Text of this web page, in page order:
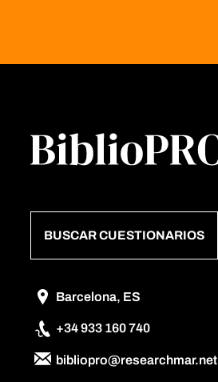
BUSCAR CUESTIONARIOS
Barcelona, ES
+34 933 160 740
bibliopro@researchmar.net